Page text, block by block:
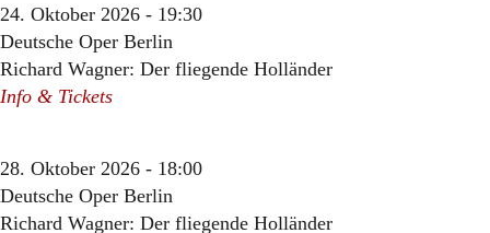
24. Oktober 2026 - 19:30
Deutsche Oper Berlin
Richard Wagner: Der fliegende Holländer
Info & Tickets
28. Oktober 2026 - 18:00
Deutsche Oper Berlin
Richard Wagner: Der fliegende Holländer